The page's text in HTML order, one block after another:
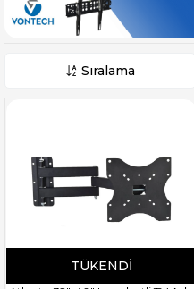
Sıralama
TÜKENDI